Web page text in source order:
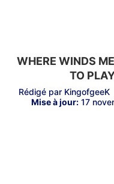
WHERE WINDS
TO
Rédigé par KingofgeeK
Mise à jour: 17